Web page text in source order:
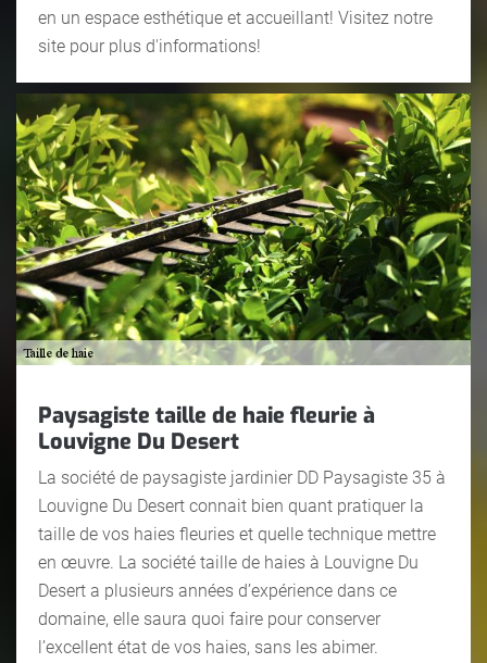
en un espace esthétique et accueillant! Visitez notre
site pour plus d'informations!
Paysagiste taille de haie fleurie à
Louvigne Du Desert
La société de paysagiste jardinier DD Paysagiste 35 à
Louvigne Du Desert connait bien quant pratiquer la
taille de vos haies fleuries et quelle technique mettre
en œuvre. La société taille de haies à Louvigne Du
Desert a plusieurs années d’expérience dans ce
domaine, elle saura quoi faire pour conserver
l’excellent état de vos haies, sans les abimer.